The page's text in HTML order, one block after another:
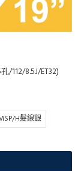
/112/8.5J/ET32)
H髮線銀